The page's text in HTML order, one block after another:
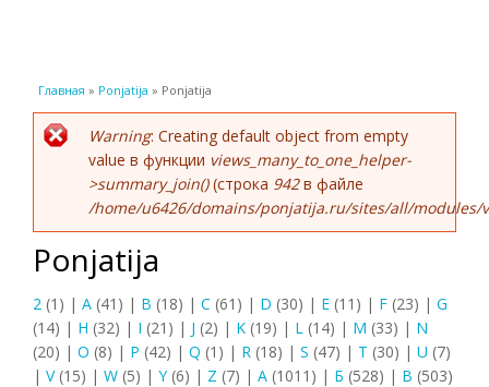
Вы здесь
Главная » Ponjatija » Ponjatija
Сообщение об ошибке
Warning: Creating default object from empty
value в функции views_many_to_one_helper-
>summary_join()(строка 942в файле
/home/u6426/domains/ponjatija.ru/sites/all/modules/
Ponjatija
2 (1) | A (41) | B (18) | C (61) | D (30) | E (11) | F (23) | G
(14) | H (32) | I (21) | J (2) | K (19) | L (14) | M (33) | N
(20) | O (8) | P (42) | Q (1) | R (18) | S (47) | T (30) | U (7)
| V(15) | W (5) | Y(6) | Z (7) | А (1011) | Б (528) | В (503)